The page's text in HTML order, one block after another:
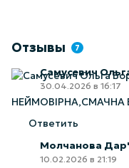
Отзывы 7
Самусевич
30.04.2026 в 16:17
НЕЙМОВІРНА,СМАЧНА
Ответить
Молчанова
10.02.2026 в 21:19